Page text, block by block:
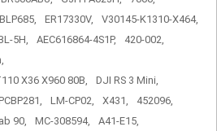
BLP685, ER17330V,
V30145-K1310-X464,
5H, AEC616864-4S1P,
420-002,
X36 X960 80B,
DJI RS 3 Mini,
LM-CP02, X431,
452096,
90, MC-308594,
A41-E15,